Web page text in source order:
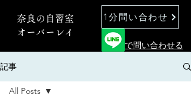
奈良の自習室
オーバーレイ
1分問い合わせ
で問い合わせる
記事
All Posts